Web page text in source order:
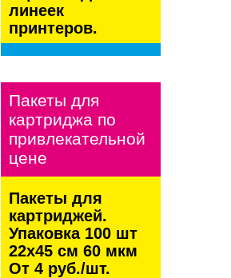
kaspersky
линеек
принтеров.
Пакеты для
картриджа по
привлекательной
цене
Пакеты для
картриджей.
Упаковка 100 шт
22х45 см 60 мкм
От 4 руб./шт.